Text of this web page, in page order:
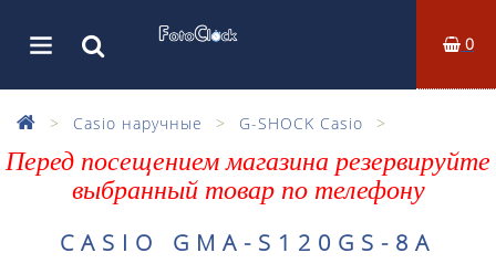
0
Casio наручные G-SHOCK Casio
Перед посещением магазина резервируйте
выбранный товар по телефону
CASIO GMA-S120GS-8A